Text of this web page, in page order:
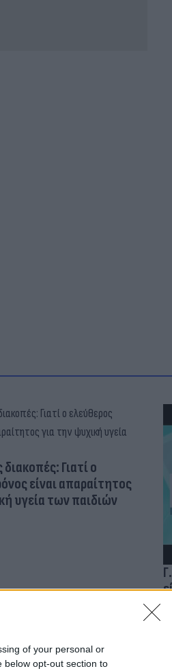
of your personal or
below opt-out section to
Γιατί ο
είναι απαραίτητος
υγεία των παιδιών